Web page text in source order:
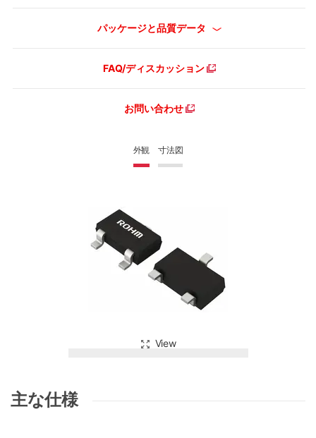
外観 寸法図
View
パッケージと品質データ
FAQ/ディスカッション
お問い合わせ
主な仕様